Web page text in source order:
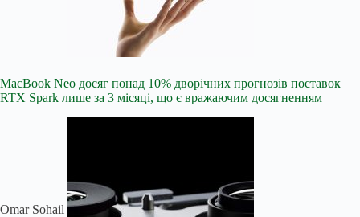
MacBook Neo досяг понад 10% дворічних прогнозів поставок
RTX Spark лише за 3 місяці, що є вражаючим досягненням
Omar Sohail